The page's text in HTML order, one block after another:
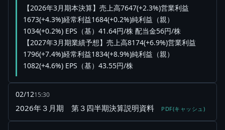
【2026年3月期本決算】売上高7647(+2.3%)営業利益
1673(+4.3%)経常利益1684(+0.2%)純利益（親）
1034(+0.2%) EPS（基）41.64円/株 配当金56円/株
【2027年3月期業績予想】売上高8174(+6.9%)営業利益
1796(+7.4%)経常利益1834(+8.9%)純利益（親）
1082(+4.6%) EPS（基）43.55円/株
02/1215:30
2026年３月期 第３四半期決算説明資料 PDF(キャッシュ)